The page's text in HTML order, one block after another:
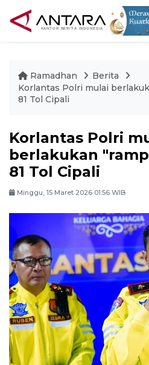
Ramadhan
Berita
Korlantas Polri mulai
81 Tol Cipali
Korlantas Polri
berlakukan
81 Tol Cipali
Minggu, 15 Maret 2026 01:56 WIB